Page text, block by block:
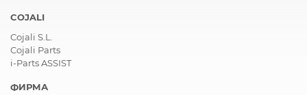
COJALI
Cojali S.L.
Cojali Parts
i-Parts ASSIST
ФИРМА